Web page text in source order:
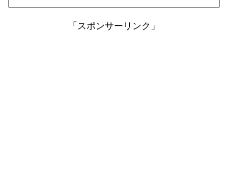
「スポンサーリンク」